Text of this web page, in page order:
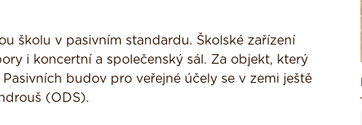
školu v pasivním standardu. Školské zařízení
i koncertní a společenský sál. Za objekt, který
budov pro veřejné účely se v zemi ještě
(ODS).